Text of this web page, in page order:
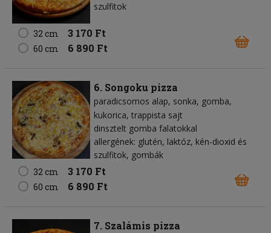
szulfitok
32 cm 3 170 Ft
60 cm 6 890 Ft
6. Songoku pizza
paradicsomos alap sonka gomba
kukorica trappista sajt
dinsztelt gomba falatokkal
allergének: glutén, laktóz, kén-dioxid és
szulfitok, gombák
32 cm
3 170 Ft
60 cm 6 890 Ft
7. Szalámis pizza